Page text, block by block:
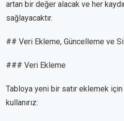
artan bir değer alacak ve her
sağlayacaktır.
## Veri Ekleme, Güncelleme ve
### Veri Ekleme
Tabloya yeni bir satır eklemek
kullanırız: